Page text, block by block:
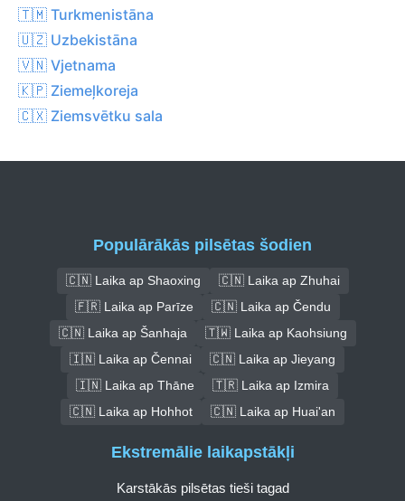
🇹🇲 Turkmenistāna
🇺🇿 Uzbekistāna
🇻🇳 Vjetnama
🇰🇵 Ziemeļkoreja
🇨🇽 Ziemsvētku sala
Populārākās pilsētas šodien
🇨🇳 Laika ap Shaoxing
🇨🇳 Laika ap Zhuhai
🇫🇷 Laika ap Parīze
🇨🇳 Laika ap Čendu
🇨🇳 Laika ap Šanhaja
🇹🇼 Laika ap Kaohsiung
🇮🇳 Laika ap Čennai
🇨🇳 Laika ap Jieyang
🇮🇳 Laika ap Thāne
🇹🇷 Laika ap Izmira
🇨🇳 Laika ap Hohhot
🇨🇳 Laika ap Huai'an
Ekstremālie laikapstākļi
Karstākās pilsētas tieši tagad